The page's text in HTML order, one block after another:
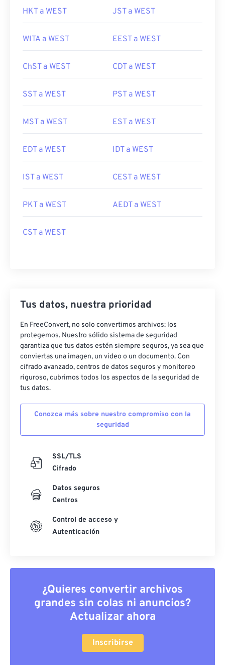
HKT a WEST JST a WEST
WITA a WEST EEST a WEST
ChST a WEST CDT a WEST
SST a WEST PST a WEST
MST a WEST EST a WEST
EDT a WEST IDT a WEST
IST a WEST CEST a WEST
PKT a WEST AEDT a WEST
CST a WEST
Tus datos, nuestra prioridad
En FreeConvert, no solo convertimos archivos: los
protegemos. Nuestro sólido sistema de seguridad
garantiza que tus datos estén siempre seguros, ya sea que
conviertas una imagen, un video o un documento. Con
cifrado avanzado, centros de datos seguros y monitoreo
riguroso, cubrimos todos los aspectos de la seguridad de
tus datos.
Conozca más sobre nuestro compromiso con la
seguridad
SSL/TLS
Cifrado
Datos seguros
Centros
Control de acceso y
Autenticación
¿Quieres convertir archivos
grandes sin colas ni anuncios?
Actualizar ahora
Inscribirse